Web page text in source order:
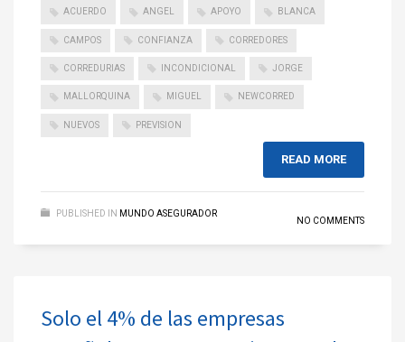
ACUERDO ANGEL APOYO BLANCA
CAMPOS CONFIANZA CORREDORES
CORREDURIAS INCONDICIONAL JORGE
MALLORQUINA MIGUEL NEWCORRED
NUEVOS PREVISION
READ MORE
PUBLISHED IN MUNDO ASEGURADOR
NO COMMENTS
Solo el 4% de las empresas